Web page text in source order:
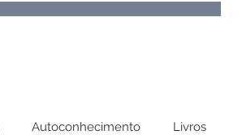
Autoconhecimento Livros